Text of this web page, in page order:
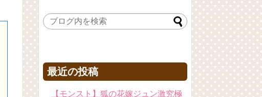
最近の投稿
【モンスト】狐の花嫁ジュン激究極